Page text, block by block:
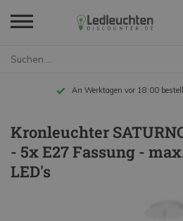
An Werktagen vor 18:00
Kronleuchter
- 5x E27 Fassung -
LED's